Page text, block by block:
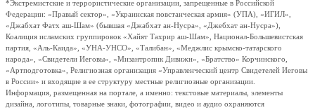
*Экстремистские и террористические организации, запрещенные в Российской
Федерации: «Правый сектор», «Украинская повстанческая армия» (УПА), «ИГИЛ»,
«Джабхат Фатх аш-Шам» (бывшая «Джабхат ан-Нусра», «Джебхат ан-Нусра»),
Коалиция исламских группировок «Хайят Тахрир аш-Шам», Национал-Большевистская
партия, «Аль-Каида», «УНА-УНСО», «Талибан», «Меджлис крымско-татарского
народа», «Свидетели Иеговы», «Мизантропик Дивижн», «Братство» Корчинского,
«Артподготовка», Религиозная организация «Управленческий центр Свидетелей Иеговы
в России» и входящие в ее структуру местные религиозные организации.
Информация, размещенная на портале, а именно: текстовые материалы, элементы
дизайна, логотипы, товарные знаки, фотографии, видео и аудио охраняются